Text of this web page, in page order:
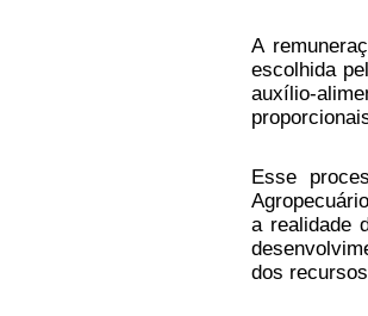
A
escolhida
auxílio-
Esse
a realidade
dos